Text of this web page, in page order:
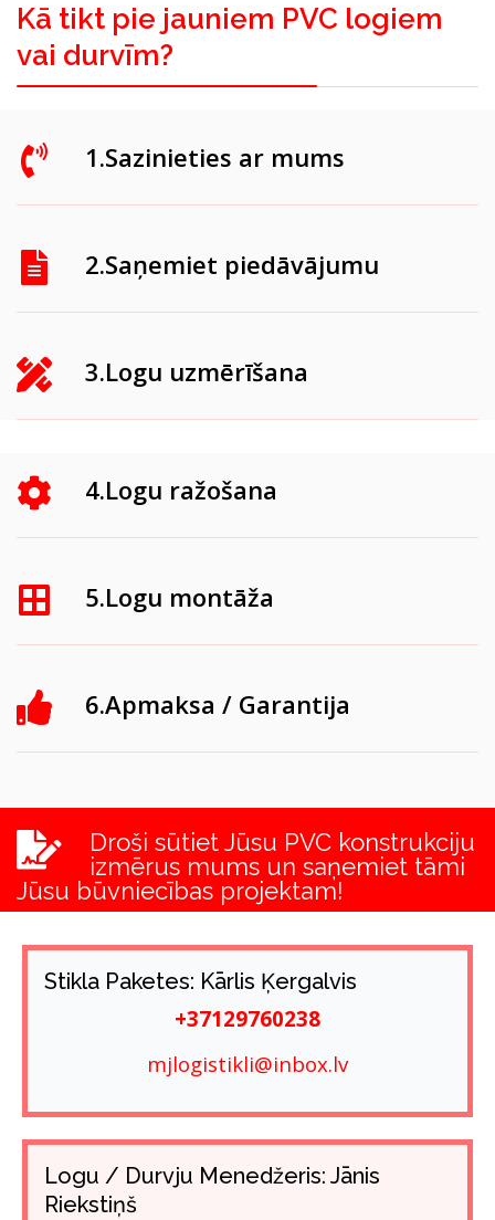
Kā tikt pie jauniem PVC logiem
vai durvīm?
1.Sazinieties ar mums
2.Saņemiet piedāvājumu
3.Logu uzmērīšana
4.Logu ražošana
5.Logu montāža
6.Apmaksa / Garantija
Droši sūtiet Jūsu PVC konstrukciju
izmērus mums un saņemiet tāmi
Jūsu būvniecības projektam!
Stikla Paketes: Kārlis Ķergalvis
+37129760238
mjlogistikli@inbox.lv
Logu / Durvju Menedžeris: Jānis
Riekstiņš